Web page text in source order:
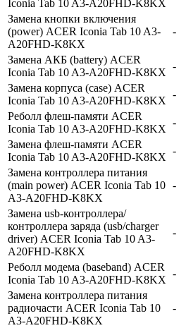
Iconia Tab 10 A3-A20FHD-K8KX
Замена кнопки включения
(power) ACER Iconia Tab 10 A3-
A20FHD-K8KX
-
Замена АКБ (battery) ACER
Iconia Tab 10 A3-A20FHD-K8KX
-
Замена корпуса (сase) ACER
Iconia Tab 10 A3-A20FHD-K8KX
-
Реболл флеш-памяти ACER
Iconia Tab 10 A3-A20FHD-K8KX
-
Замена флеш-памяти ACER
Iconia Tab 10 A3-A20FHD-K8KX
-
Замена контроллера питания
(main power) ACER Iconia Tab 10
A3-A20FHD-K8KX
-
Замена usb-контроллерa/
контроллера заряда (usb/charger
driver) ACER Iconia Tab 10 A3-
A20FHD-K8KX
-
Реболл модема (baseband) ACER
Iconia Tab 10 A3-A20FHD-K8KX
-
Замена контроллера питания
радиочасти ACER Iconia Tab 10
A3-A20FHD-K8KX
-